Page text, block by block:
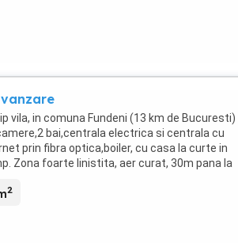
vanzare
vila, in comuna Fundeni (13 km de Bucuresti)
bai,centrala electrica si centrala cu
prin fibra optica,boiler, cu casa la curte in
Zona foarte linistita, aer curat, 30m pana la
2